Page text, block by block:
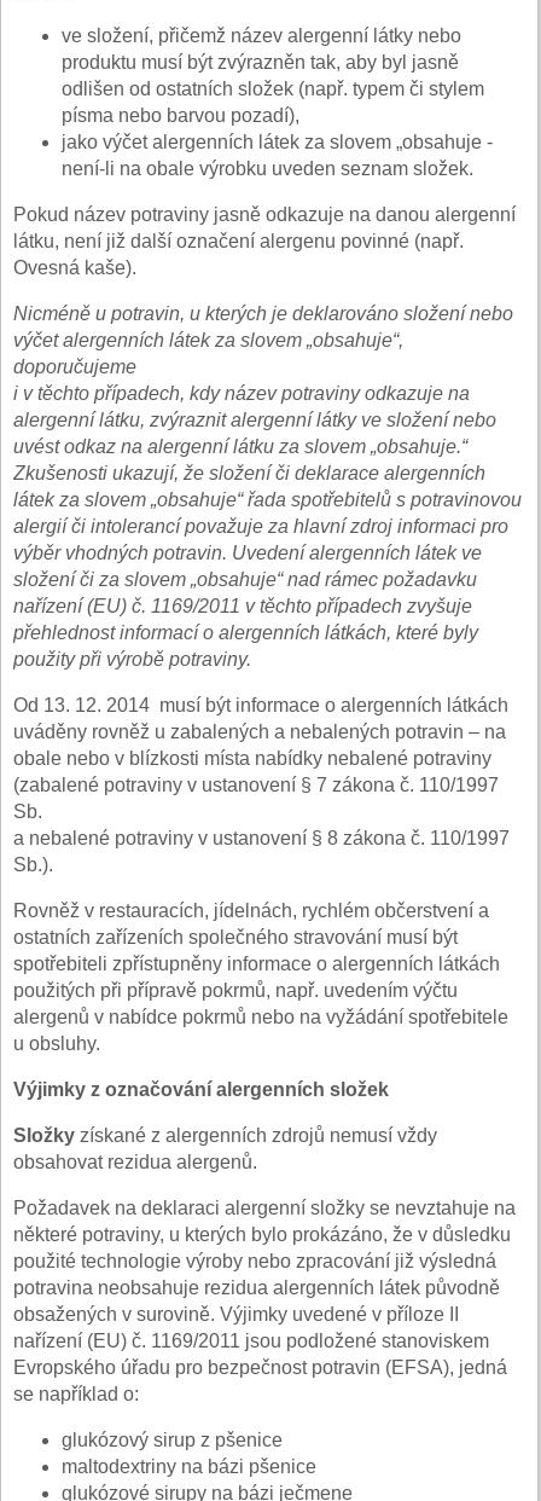
ve složení, přičemž název alergenní látky nebo
produktu musí být zvýrazněn tak, aby byl jasně
odlišen od ostatních složek (např. typem či stylem
písma nebo barvou pozadí),
jako výčet alergenních látek za slovem „obsahuje -
není-li na obale výrobku uveden seznam složek.
Pokud název potraviny jasně odkazuje na danou alergenní
látku, není již další označení alergenu povinné (např.
Ovesná kaše).
Nicméně u potravin, u kterých je deklarováno složení nebo
výčet alergenních látek za slovem „obsahuje“,
doporučujeme
i v těchto případech, kdy název potraviny odkazuje na
alergenní látku, zvýraznit alergenní látky ve složení nebo
uvést odkaz na alergenní látku za slovem „obsahuje.“
Zkušenosti ukazují, že složení či deklarace alergenních
látek za slovem „obsahuje“ řada spotřebitelů s potravinovou
alergií či intolerancí považuje za hlavní zdroj informaci pro
výběr vhodných potravin. Uvedení alergenních látek ve
složení či za slovem „obsahuje“ nad rámec požadavku
nařízení (EU) č. 1169/2011 v těchto případech zvyšuje
přehlednost informací o alergenních látkách, které byly
použity při výrobě potraviny.
Od 13. 12. 2014 musí být informace o alergenních látkách
uváděny rovněž u zabalených a nebalených potravin – na
obale nebo v blízkosti místa nabídky nebalené potraviny
(zabalené potraviny v ustanovení § 7 zákona č. 110/1997
Sb.
a nebalené potraviny v ustanovení § 8 zákona č. 110/1997
Sb.).
Rovněž v restauracích, jídelnách, rychlém občerstvení a
ostatních zařízeních společného stravování musí být
spotřebiteli zpřístupněny informace o alergenních látkách
použitých při přípravě pokrmů, např. uvedením výčtu
alergenů v nabídce pokrmů nebo na vyžádání spotřebitele
u obsluhy.
Výjimky z označování alergenních složek
Složky získané z alergenních zdrojů nemusí vždy
obsahovat rezidua alergenů.
Požadavek na deklaraci alergenní složky se nevztahuje na
některé potraviny, u kterých bylo prokázáno, že v důsledku
použité technologie výroby nebo zpracování již výsledná
potravina neobsahuje rezidua alergenních látek původně
obsažených v surovině. Výjimky uvedené v příloze II
nařízení (EU) č. 1169/2011 jsou podložené stanoviskem
Evropského úřadu pro bezpečnost potravin (EFSA), jedná
se například o:
glukózový sirup z pšenice
maltodextriny na bázi pšenice
glukózové sirupy na bázi ječmene